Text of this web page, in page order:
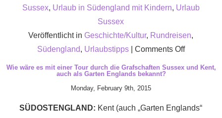
Sussex, Urlaub in Südengland mit Kindern, Urlaub
Sussex
Veröffentlicht in Geschichte/Kultur, Rundreisen,
Südengland, Urlaubstipps| Comments Offon
Wie wäre es mit einer Tour durch die Grafschaften Sussex und Kent,
auch als Garten Englands bekannt?
Monday, February 9th, 2015
SÜDOSTENGLAND: Kent (auch „Garten Englands“